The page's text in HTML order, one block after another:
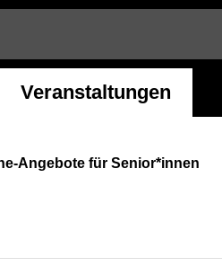
Veranstaltungen
Angebote für Senior*innen